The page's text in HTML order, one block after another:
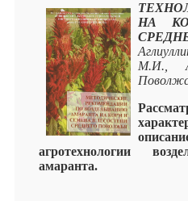
НА
М.И.,
агротехнологии
амаранта.